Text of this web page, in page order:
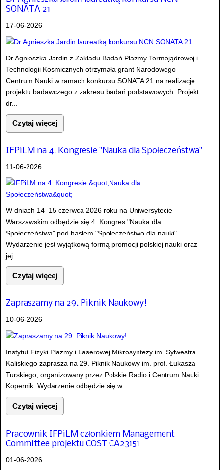
SONATA 21
17-06-2026
Dr Agnieszka Jardin z Zakładu Badań Plazmy Termojądrowej i
Technologii Kosmicznych otrzymała grant Narodowego
Centrum Nauki w ramach konkursu SONATA 21 na realizację
projektu badawczego z zakresu badań podstawowych. Projekt
dr...
Czytaj więcej
IFPiLM na 4. Kongresie "Nauka dla Społeczeństwa"
11-06-2026
W dniach 14–15 czerwca 2026 roku na Uniwersytecie
Warszawskim odbędzie się 4. Kongres "Nauka dla
Społeczeństwa" pod hasłem "Społeczeństwo dla nauki".
Wydarzenie jest wyjątkową formą promocji polskiej nauki oraz
jej...
Czytaj więcej
Zapraszamy na 29. Piknik Naukowy!
10-06-2026
Instytut Fizyki Plazmy i Laserowej Mikrosyntezy im. Sylwestra
Kaliskiego zaprasza na 29. Piknik Naukowy im. prof. Łukasza
Turskiego, organizowany przez Polskie Radio i Centrum Nauki
Kopernik. Wydarzenie odbędzie się w...
Czytaj więcej
Pracownik IFPiLM członkiem Management
Committee projektu COST CA23151
01-06-2026